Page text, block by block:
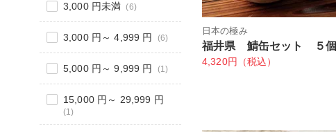
3,000 円未満 (6)
3,000 円～ 4,999 円 (6)
5,000 円～ 9,999 円 (1)
15,000 円～ 29,999 円
(1)
日本の極み
福井県 鯖缶セット ５個
4,320円（税込）